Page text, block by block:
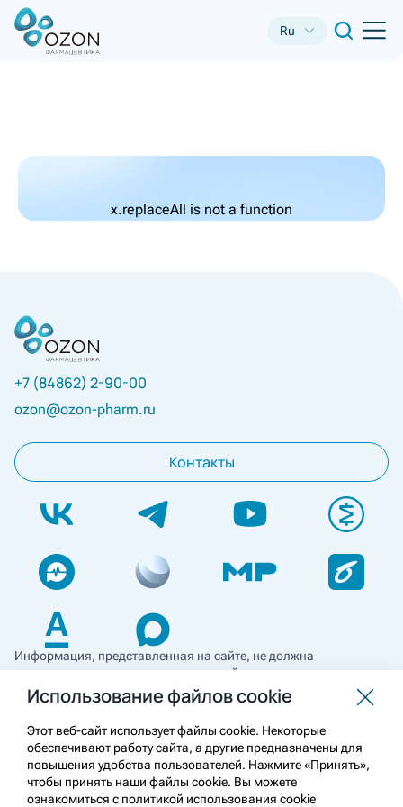
Ru
x.replaceAll is not a function
+7 (84862) 2-90-00
ozon@ozon-pharm.ru
Контакты
Информация, представленная на сайте, не должна
использоваться для самостоятельной диагностики и лечения
и не может служить заменой очной консультации врача. Перед
применением необходимо ознакомиться
с противопоказаниями препарата. Информация
о лекарственных средствах рецептурного отпуска
предназначена для медицинских и фармацевтических
работников.
Использование файлов cookie
Этот веб-сайт использует файлы cookie. Некоторые
обеспечивают работу сайта, а другие предназначены для
повышения удобства пользователей. Нажмите «Принять»,
чтобы принять наши файлы cookie. Вы можете
ознакомиться с политикой использования cookie